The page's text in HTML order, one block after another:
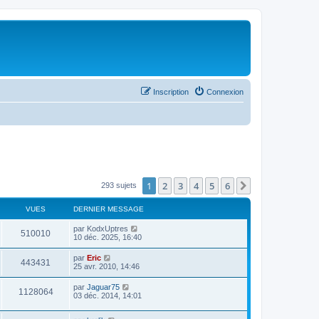
Connexion
Inscription
293 sujets 1 2 3 4 5 6
VUES DERNIER MESSAGE
510010 par KodxUptres
10 déc. 2025, 16:40
443431 par Eric
25 avr. 2010, 14:46
1128064 par Jaguar75
03 déc. 2014, 14:01